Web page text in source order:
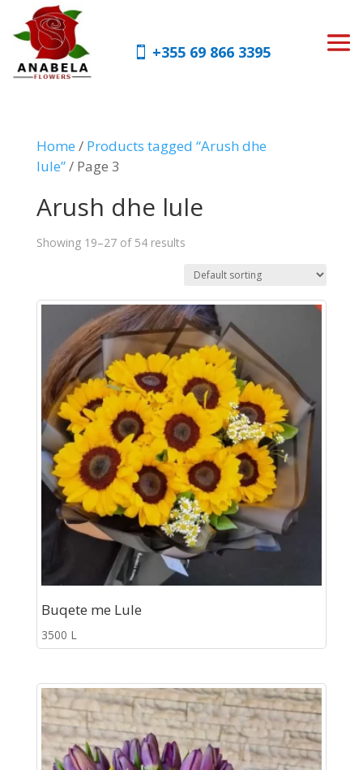
+355 69 866 3395
Home / Products tagged “Arush dhe
lule”/ Page 3
Arush dhe lule
Showing 19–27 of 54 results
Buqete me Lule
3500 L